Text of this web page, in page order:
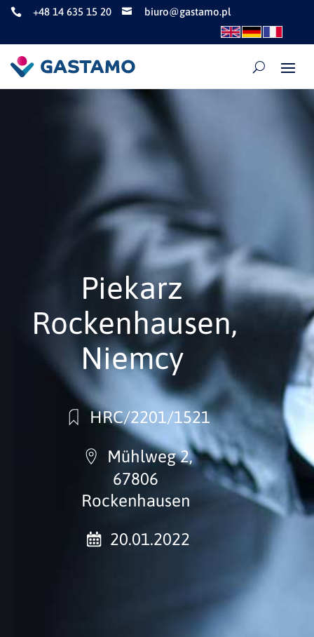
 +48 14 635 15 20  biuro@gastamo.pl
Piekarz
Rockenhausen,
Niemcy
HRC/2201/1521
Mühlweg 2,
67806
Rockenhausen
20.01.2022